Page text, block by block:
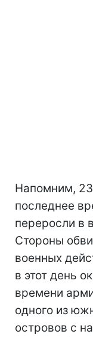
Напомним,
последнее
переросли в
Стороны
военных
в этот день
времени
одного из
островов с